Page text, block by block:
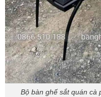
Bộ bàn ghế sắt quán cà